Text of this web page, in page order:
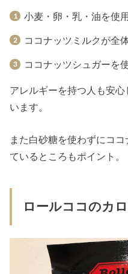
小麦・卵・乳・油を使
ココナッツミルクが全
ココナッツシュガーを
アレルギーを持つ人も安
います。
また白砂糖を使わずにコ
ているところもポイント。
ロールココのカ